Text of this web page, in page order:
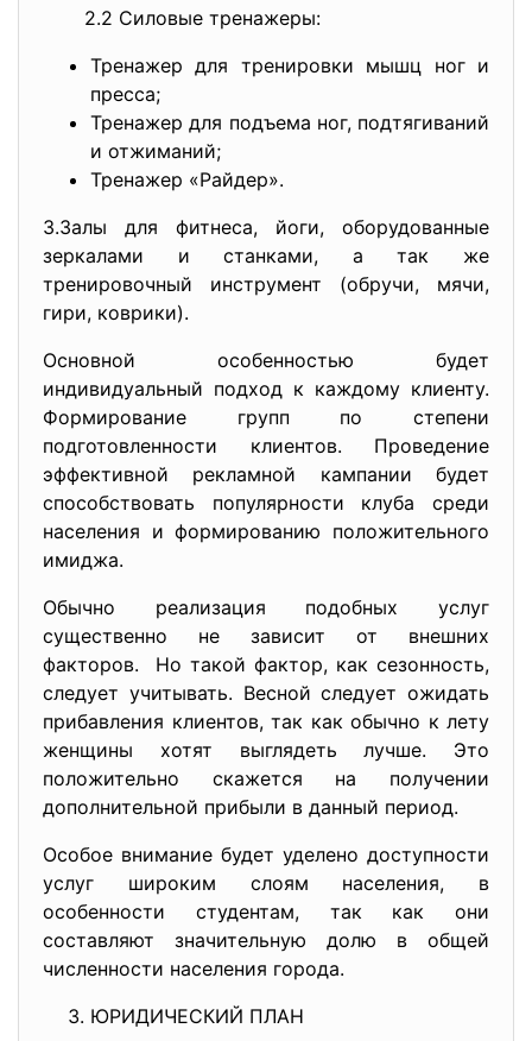
2.2 Силовые тренажеры:
Тренажер для тренировки мышц ног и
пресса;
Тренажер для подъема ног, подтягиваний
и отжиманий;
Тренажер «Райдер».
3.Залы для фитнеса, йоги, оборудованные
зеркалами и станками, а так же
тренировочный инструмент (обручи, мячи,
гири, коврики).
Основной особенностью будет
индивидуальный подход к каждому клиенту.
Формирование групп по степени
подготовленности клиентов. Проведение
эффективной рекламной кампании будет
способствовать популярности клуба среди
населения и формированию положительного
имиджа.
Обычно реализация подобных услуг
существенно не зависит от внешних
факторов. Но такой фактор, как сезонность,
следует учитывать. Весной следует ожидать
прибавления клиентов, так как обычно к лету
женщины хотят выглядеть лучше. Это
положительно скажется на получении
дополнительной прибыли в данный период.
Особое внимание будет уделено доступности
услуг широким слоям населения, в
особенности студентам, так как они
составляют значительную долю в общей
численности населения города.
ЮРИДИЧЕСКИЙ ПЛАН